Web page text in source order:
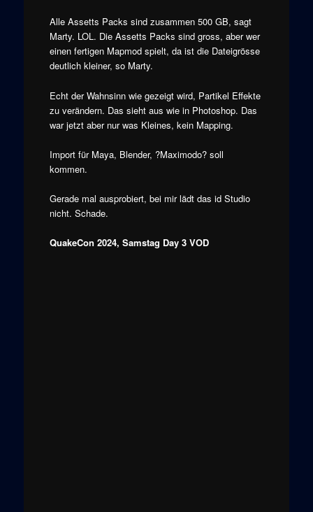
Alle Assetts Packs sind zusammen 500 GB, sagt
Marty. LOL. Die Assetts Packs sind gross, aber wer
einen fertigen Mapmod spielt, da ist die Dateigrösse
deutlich kleiner, so Marty.
Echt der Wahnsinn wie gezeigt wird, Partikel Effekte
zu verändern. Das sieht aus wie in Photoshop. Das
war jetzt aber nur was Kleines, kein Mapping.
Import für Maya, Blender, ?Maximodo? soll
kommen.
Gerade mal ausprobiert, bei mir lädt das id Studio
nicht. Schade.
QuakeCon 2024, Samstag Day 3 VOD